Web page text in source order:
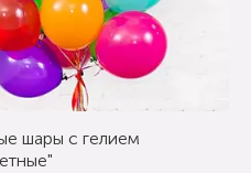
шары с гелием